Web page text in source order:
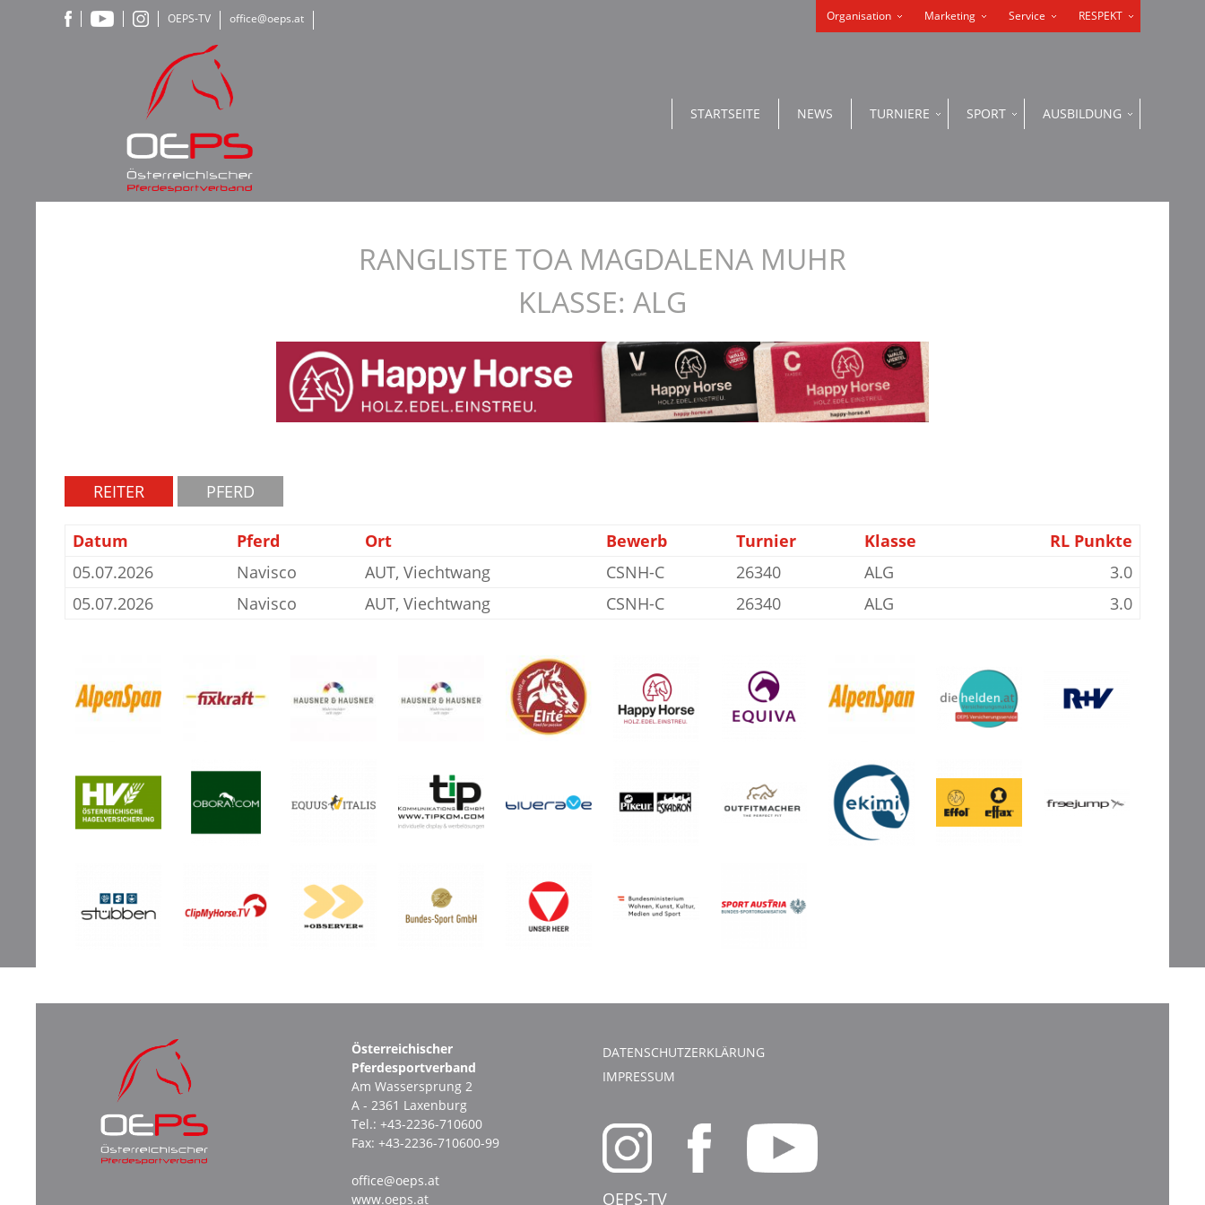
Organisation Marketing Service RESPEKT
STARTSEITE NEWS TURNIERE SPORT AUSBILDUNG
OEPS-TV office@oeps.at
RANGLISTE TOA MAGDALENA MUHR
KLASSE: ALG
REITER PFERD
Datum Pferd Ort Bewerb Turnier Klasse
RL Punkte
05.07.2026
Navisco AUT, Viechtwang CSNH-C 26340 ALG
3.0
05.07.2026
Navisco AUT, Viechtwang CSNH-C 26340 ALG 3.0
Österreichischer
Pferdesportverband
Am Wassersprung 2
A - 2361 Laxenburg
Tel.: +43-2236-710600
Fax: +43-2236-710600-99
office@oeps.at
www.oeps.at
DATENSCHUTZERKLÄRUNG
IMPRESSUM
OEPS-TV